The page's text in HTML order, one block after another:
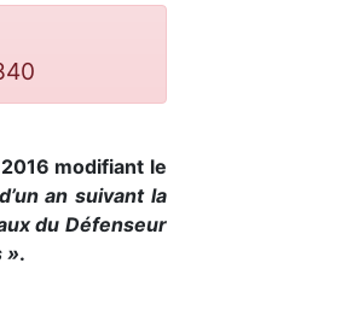
modifiant le
an suivant la
du Défenseur
».